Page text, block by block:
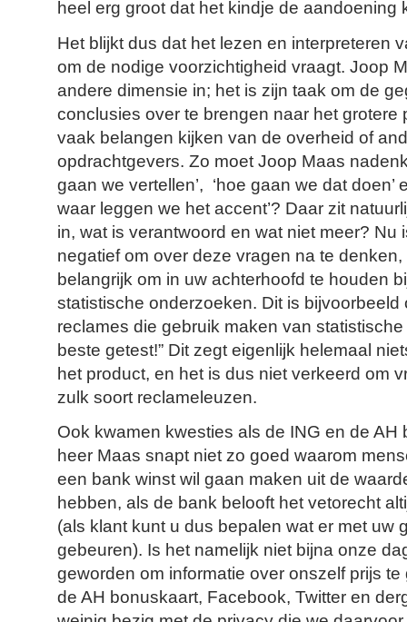
heel erg groot dat het kindje de aandoening
Het blijkt dus dat het lezen en interpreteren
om de nodige voorzichtigheid vraagt. Joop
andere dimensie in; het is zijn taak om de
conclusies over te brengen naar het grotere
vaak belangen kijken van de overheid of
opdrachtgevers. Zo moet Joop Maas
gaan we vertellen’, ‘hoe gaan we dat doen’
waar leggen we het accent’? Daar zit
in, wat is verantwoord en wat niet meer? Nu
negatief om over deze vragen na te
belangrijk om in uw achterhoofd te houden
statistische onderzoeken. Dit is bijvoorbeeld
reclames die gebruik maken van
beste getest!” Dit zegt eigenlijk helemaal
het product, en het is dus niet verkeerd om
zulk soort reclameleuzen.
Ook kwamen kwesties als de ING en de AH
heer Maas snapt niet zo goed waarom
een bank winst wil gaan maken uit de
hebben, als de bank belooft het vetorecht
(als klant kunt u dus bepalen wat er met uw
gebeuren). Is het namelijk niet bijna onze
geworden om informatie over onszelf prijs
de AH bonuskaart, Facebook, Twitter en